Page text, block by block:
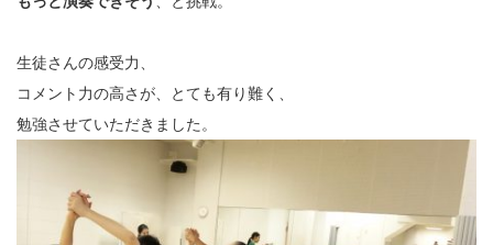
生徒さんの感受力、
コメント力の高さが、とても有り難く、
勉強させていただきました。